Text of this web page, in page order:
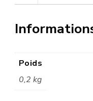
Poids
0,2 kg